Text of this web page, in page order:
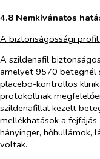
4.8 Nemkívánatos
A biztonságossági
A szildenafil
amelyet 9570 betegnél
placebo-kontrollos
protokollnak
szildenafillal kezelt
mellékhatások a
hányinger, hőhullámok,
voltak.